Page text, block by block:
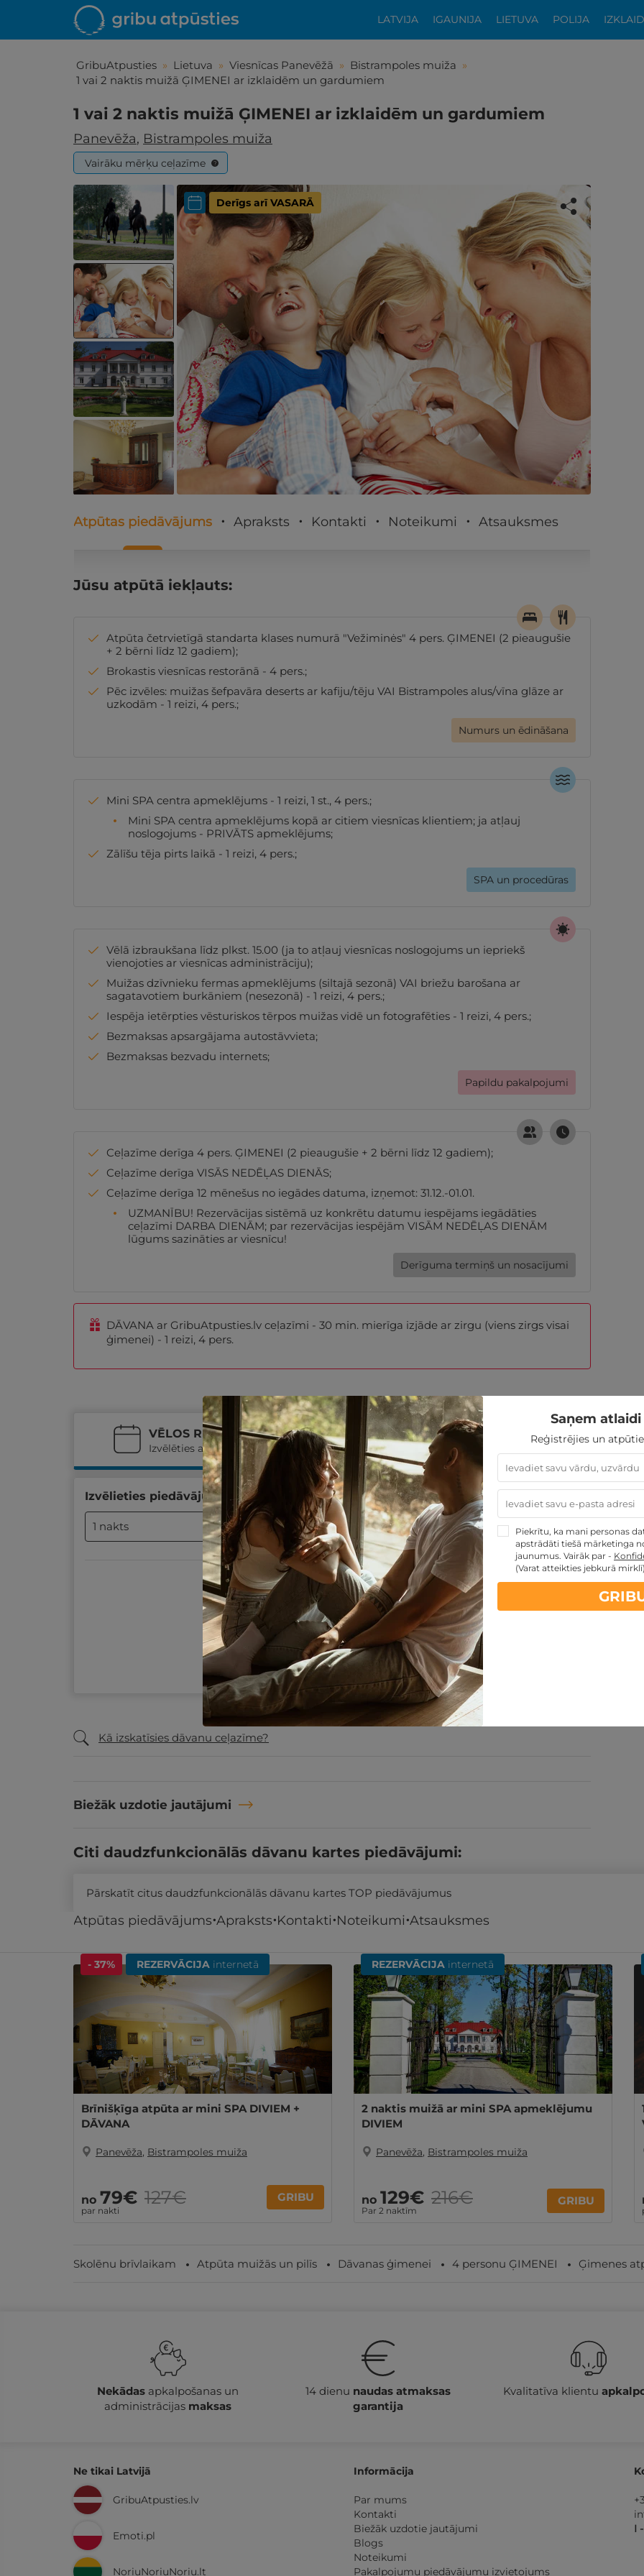
LATVIJA IGAUNIJA LIETUVA POLIJA
GribuAtpusties » Lietuva » Viesnīcas Panevēžā » Bistrampoles muiža »
1 vai 2 naktis muižā ĢIMENEI ar izklaidēm un gardumiem
1 vai 2 naktis muižā ĢIMENEI ar izklaidēm un gardumiem
Panevēža, Bistrampoles muiža
Vairāku mērķu ceļazīme ?
Derīgs arī VASARĀ
Iepatikās šis piedāvājums?
Līdz brīnišķīgai atpūtai atlikuši tikai daži soļi
PĒRKU
Atpūtas piedāvājums Apraksts Kontakti Noteikumi Atsauksmes
Jūsu atpūtā iekļauts:
Atpūta četrvietīgā standarta klases numurā "Vežiminės" 4 pers. ĢIMENEI (2 pieaugušie
+ 2 bērni līdz 12 gadiem);
Brokastis viesnīcas restorānā - 4 pers.;
Pēc izvēles: muižas šefpavāra deserts ar kafiju/tēju VAI Bistrampoles alus/vīna glāze ar
uzkodām - 1 reizi, 4 pers.;
Numurs un ēdināšana
Mini SPA centra apmeklējums - 1 reizi, 1 st., 4 pers.;
Mini SPA centra apmeklējums kopā ar citiem viesnīcas klientiem; ja atļauj
noslogojums - PRIVĀTS apmeklējums;
Zālīšu tēja pirts laikā - 1 reizi, 4 pers.;
SPA un procedūras
Vēlā izbraukšana līdz plkst. 15.00 (ja to atļauj viesnīcas noslogojums un iepriekš
vienojoties ar viesnīcas administrāciju);
Muižas dzīvnieku fermas apmeklējums (siltajā sezonā) VAI briežu barošana ar
sagatavotiem burkāniem (nesezonā) - 1 reizi, 4 pers.;
Iespēja ietērpties vēsturiskos tērpos muižas vidē un fotografēties - 1 reizi, 4 pers.;
Bezmaksas apsargājama autostāvvieta;
Bezmaksas bezvadu internets;
Papildu pakalpojumi
Ceļazīme derīga 4 pers. ĢIMENEI (2 pieaugušie + 2 bērni līdz 12 gadiem);
Ceļazīme derīga VISĀS NEDĒĻAS DIENĀS;
Ceļazīme derīga 12 mēnešus no iegādes datuma, izņemot: 31.12.-01.01.
UZMANĪBU! Rezervācijas sistēmā uz konkrētu datumu iespējams iegādāties
ceļazīmi DARBA DIENĀM; par rezervācijas iespējām VISĀM NEDĒĻAS DIENĀM
lūgums sazināties ar viesnīcu!
Derīguma termiņš un nosacījumi
DĀVANA ar GribuAtpusties.lv ceļazīmi - 30 min. mierīga izjāde ar zirgu (viens zirgs visai
ģimenei) - 1 reizi, 4 pers.
VĒLOS REZERVĒT
Izvēlēties atpūtas datumus
DĀVANAI VAI SEV
Izvēlēties piedāvājumu
Izvēlieties piedāvājumu un atpūtas datumus:
1 nakts
Kā izskatīsies dāvanu ceļazīme?
Biežāk uzdotie jautājumi
Atpūtas piedāvājums Apraksts Kontakti Noteikumi Atsauksmes
Citi daudzfunkcionālās dāvanu kartes piedāvājumi:
Pārskatīt citus daudzfunkcionālās dāvanu kartes TOP piedāvājumus
- 37% REZERVĀCIJA internetā
Brīnišķīga atpūta ar mini SPA DIVIEM +
DĀVANA
Panevēža, Bistrampoles muiža
no 79€
par nakti
127€ GRIBU
REZERVĀCIJA internetā
2 naktis muižā ar mini SPA apmeklējumu
DIVIEM
Panevēža, Bistrampoles muiža
no 129€
Par 2 naktīm
216€ GRIBU
Skolēnu brīvlaikam Atpūta muižās un pilīs Dāvanas ģimenei 4 personu ĢIMENEI Ģimenes
Nekādasapkalpošanas un
administrācijas maksas
14 dienu naudas atmaksas
garantija
Kvalitatīva klientu
Ne tikai Latvijā
GribuAtpusties.lv
Emoti.pl
NoriuNoriuNoriu.lt
Informācija
Par mums
Kontakti
Biežāk uzdotie jautājumi
Blogs
Noteikumi
Pakalpojumu piedāvājumu izvietojums
I
Saņem
Reģistrējies un
Piekrītu, ka mani personas
apstrādāti tiešā mārketinga
jaunumus. Vairāk par -
(Varat atteikties jebkurā mirklī)